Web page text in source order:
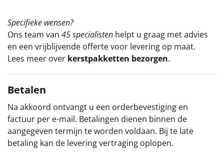
Specifieke wensen?
Ons team van 45 specialisten helpt u graag met advies
en een vrijblijvende offerte voor levering op maat.
Lees meer over kerstpakketten bezorgen.
Betalen
Na akkoord ontvangt u een orderbevestiging en
factuur per e-mail. Betalingen dienen binnen de
aangegeven termijn te worden voldaan. Bij te late
betaling kan de levering vertraging oplopen.